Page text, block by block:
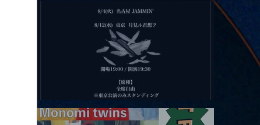
2026.08.12 |【観覧】田澤孝介 ソロワンマン 「Ballad Box 2026」